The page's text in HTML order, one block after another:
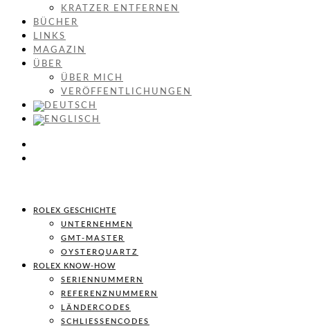
KRATZER ENTFERNEN
BÜCHER
LINKS
MAGAZIN
ÜBER
ÜBER MICH
VERÖFFENTLICHUNGEN
ROLEX GESCHICHTE
UNTERNEHMEN
GMT-MASTER
OYSTERQUARTZ
ROLEX KNOW-HOW
SERIENNUMMERN
REFERENZNUMMERN
LÄNDERCODES
SCHLIESSENCODES